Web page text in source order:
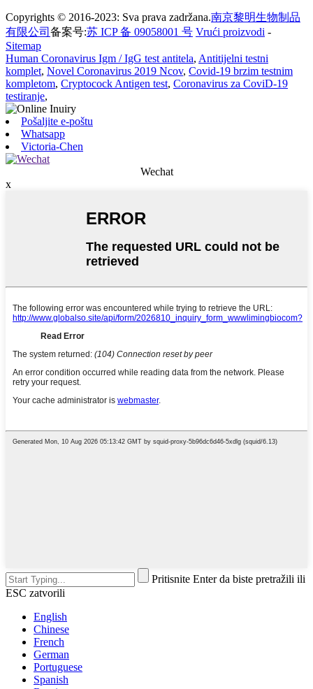
Copyrights © 2016-2023: Sva prava zadržana.南京黎明生物制品
有限公司 备案号:苏 ICP 备 09058001 号 Vrući proizvodi -
Sitemap
Human Coronavirus Igm / IgG test antitela, Antitijelni testni
komplet, Novel Coronavirus 2019 Ncov, Covid-19 brzim testnim
kompletom, Cryptocock Antigen test, Coronavirus za CoviD-19
testiranje,
Pošaljite e-poštu
Whatsapp
Victoria-Chen
Wechat
x
Pritisnite Enter da biste pretražili ili
ESC zatvorili
English
Chinese
French
German
Portuguese
Spanish